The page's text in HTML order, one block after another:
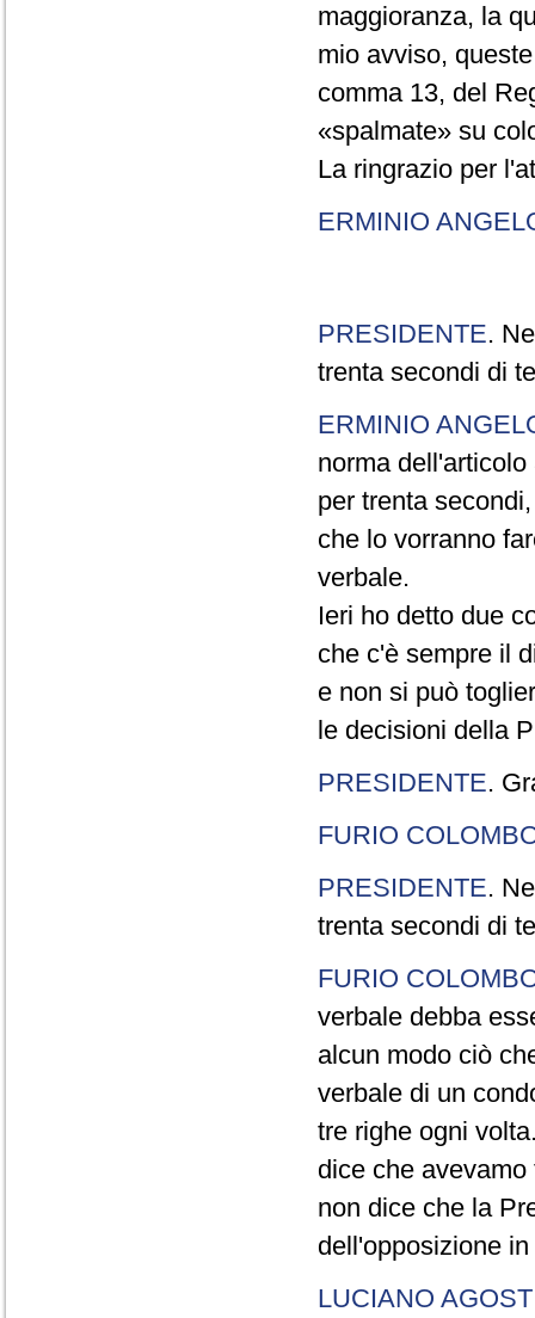
maggioranza, la
mio avviso,
comma 13, del
«spalmate» su
La ringrazio per
ERMINIO
PRESIDENTE.
trenta secondi di
ERMINIO
norma
per trenta
che lo vorranno
verbale.
Ieri ho detto due
che c'è sempre il
e non si può
le decisioni della
PRESIDENTE.
FURIO
PRESIDENTE.
trenta secondi di
FURIO
verbale debba
alcun modo ciò
verbale di un
tre righe ogni
dice che
non dice che la
dell'opposizione
LUCIANO